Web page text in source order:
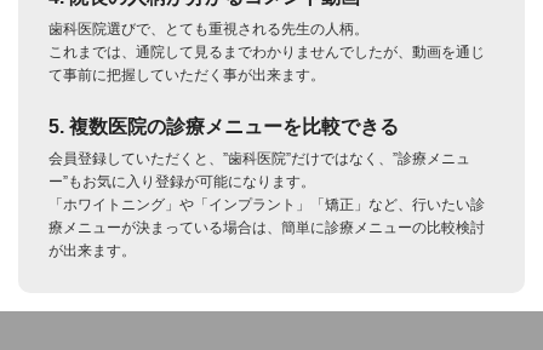
歯科医院選びで、とても重視される先生の人柄。
これまでは、通院して見るまでわかりませんでしたが、動画を通じ
て事前に把握していただく事が出来ます。
5. 複数医院の診療メニューを比較できる
会員登録していただくと、”歯科医院”だけではなく、”診療メニュ
ー”もお気に入り登録が可能になります。
「ホワイトニング」や「インプラント」「矯正」など、行いたい診
療メニューが決まっている場合は、簡単に診療メニューの比較検討
が出来ます。